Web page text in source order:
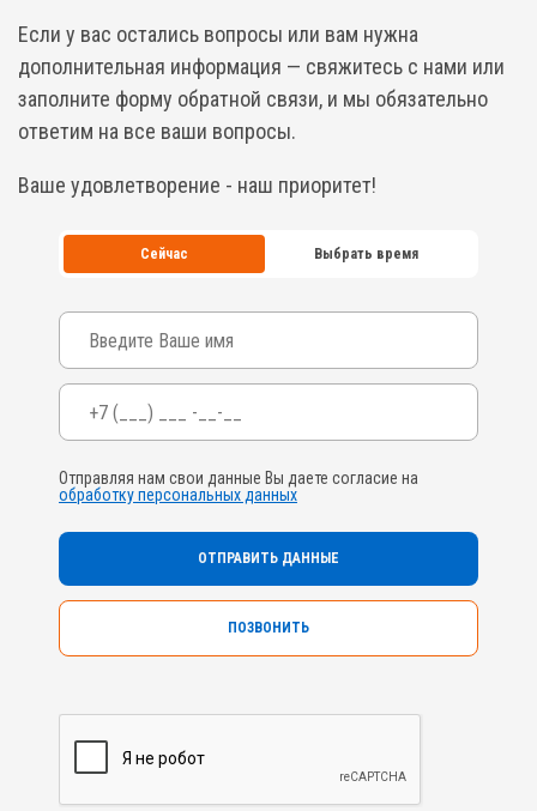
Если у вас остались вопросы или вам нужна
дополнительная информация — свяжитесь с нами или
заполните форму обратной связи, и мы обязательно
ответим на все ваши вопросы.
Ваше удовлетворение - наш приоритет!
Сейчас Выбрать время
Ваше имя
Телефон
Отправляя нам свои данные Вы даете согласие на
обработку персональных данных
ПОЗВОНИТЬ